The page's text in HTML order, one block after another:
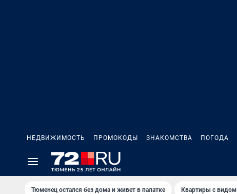
НЕДВИЖИМОСТЬ ПРОМОКОДЫ ЗНАКОМСТВА ПОГОДА
Тюменец остался без дома и живет в палатке Квартиры с видом